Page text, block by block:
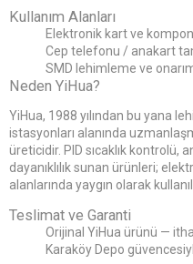
Kullanım Alanları
Elektronik kart ve
Cep telefonu / anakart
SMD lehimleme ve
Neden YiHua?
YiHua, 1988 yılından bu yana
istasyonları alanında
üreticidir. PID sıcaklık kontrolü,
dayanıklılık sunan ürünleri;
alanlarında yaygın olarak
Teslimat ve Garanti
Orijinal YiHua ürünü —
Karaköy Depo